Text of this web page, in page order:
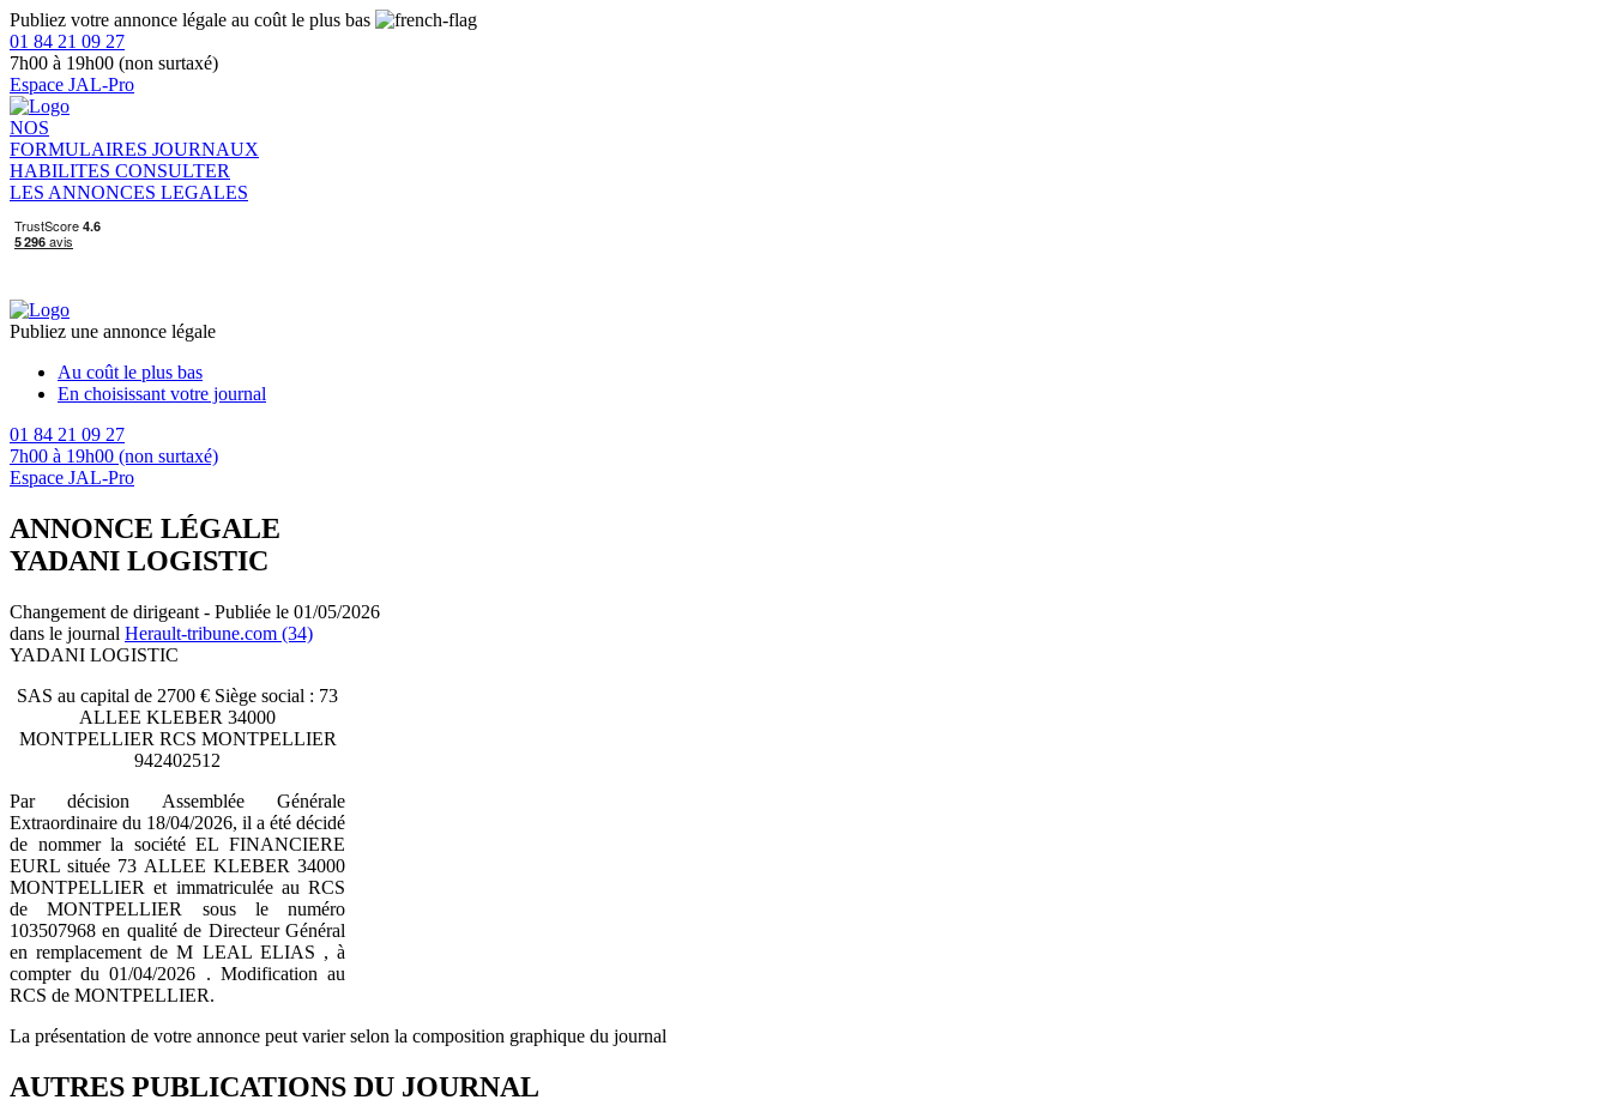
Publiez votre annonce légale au coût le plus bas
01 84 21 09 27
7h00 à 19h00 (non surtaxé)
Espace JAL-Pro
NOS
FORMULAIRES JOURNAUX
HABILITES CONSULTER
LES ANNONCES LEGALES
Publiez une annonce légale
Au coût le plus bas
En choisissant votre journal
01 84 21 09 27
7h00 à 19h00 (non surtaxé)
Espace JAL-Pro
ANNONCE LÉGALE
YADANI LOGISTIC
Changement de dirigeant - Publiée le 01/05/2026
dans le journal Herault-tribune.com (34)
YADANI LOGISTIC
SAS au capital de 2700 € Siège social : 73
ALLEE KLEBER 34000
MONTPELLIER RCS MONTPELLIER
942402512
Par décision Assemblée Générale
Extraordinaire du 18/04/2026, il a été décidé
de nommer la société EL FINANCIERE
EURL située 73 ALLEE KLEBER 34000
MONTPELLIER et immatriculée au RCS
de MONTPELLIER sous le numéro
103507968 en qualité de Directeur Général
en remplacement de M LEAL ELIAS , à
compter du 01/04/2026 . Modification au
RCS de MONTPELLIER.
La présentation de votre annonce peut varier selon la composition graphique du journal
AUTRES PUBLICATIONS DU JOURNAL